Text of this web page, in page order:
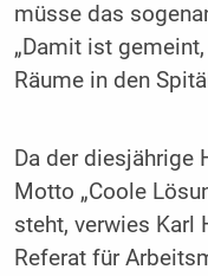
müsse das
„Damit ist
Räume in den
Da der diesjährige
Motto „Coole
steht, verwies Karl
Referat für